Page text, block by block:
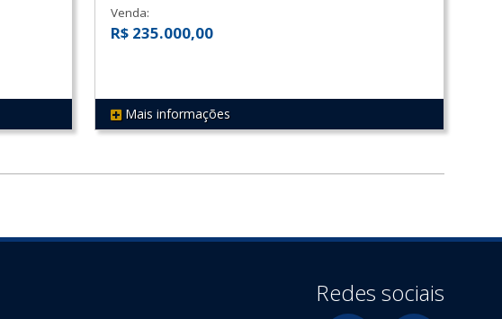
REF 509
Venda:
R$ 235.000,00
Mais informações
Redes sociais